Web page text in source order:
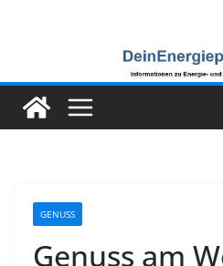
GENUSS
Genuss am